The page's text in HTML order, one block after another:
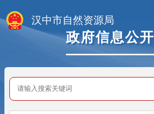
汉中市自然资源局
政府信息公开